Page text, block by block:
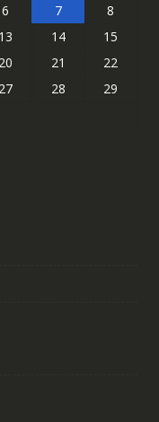
6 7
8
13 14
15
20 21
22
27 28
29